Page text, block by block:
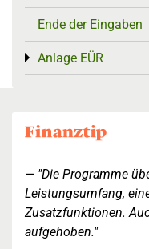
Ende der Eingaben
Anlage EÜR
Toggle menu
"Die Programme
Leistungsumfang,
Zusatzfunktionen.
aufgehoben."